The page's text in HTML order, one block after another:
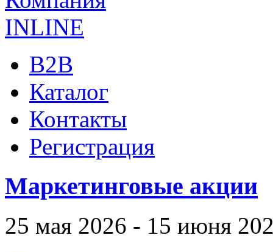
B2B
Каталог
Контакты
Регистрация
Маркетинговые акции
25 мая 2026 - 15 июня